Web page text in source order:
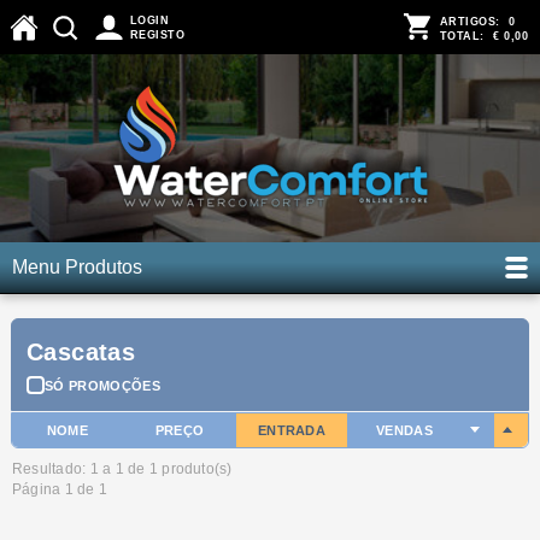
LOGIN
REGISTO
ARTIGOS: 0
TOTAL: € 0,00
Menu Produtos
Cascatas
SÓ PROMOÇÕES
NOME PREÇO ENTRADA VENDAS
Resultado: 1 a 1 de 1 produto(s)
Página 1 de 1